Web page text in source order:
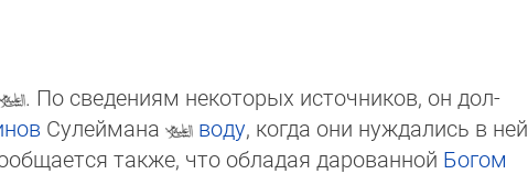
. По сведениям некоторых источников, он дол­
Сулеймана воду, когда они нуждались в ней
также, что обладая дарованной Бо­гом